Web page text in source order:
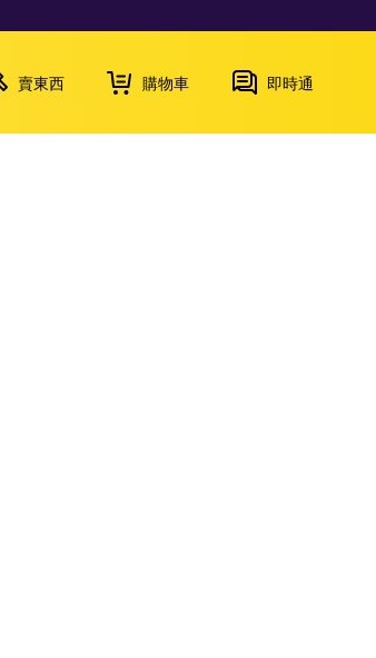
賣東西 購物車 即時通